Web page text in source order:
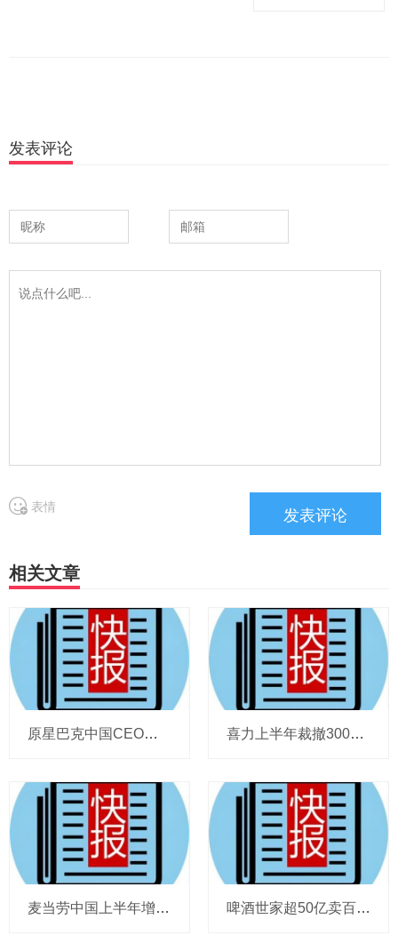
发表评论
表情
相关文章
原星巴克中国CEO蔡德粦掌舵恒隆，百胜中国完成必胜客内地所有权收购，泸溪河迎来反转，帝亚吉欧裁减岗位计划发布，秋天第一杯奶茶爆单 喜力上半年裁撤3000岗位，太古可口可乐总裁说饮料品类增长态势良好，华润饮料下半年要打三场关键战役，帝亚吉欧新帅努力应对白酒市场影响
麦当劳中国上半年增至8114家，达能CEO称现阶段更具进攻性，“小酒馆”海伦司盈警，现代牧业完成收购中国圣牧股权，茶颜悦色合肥首店开业 啤酒世家超50亿卖百威集团股份，宗庆后之子任新公司董事长，FIVE GUYS明年重点加密北京，三只松鼠华南总部入驻佛山，达能完成阿根廷合资